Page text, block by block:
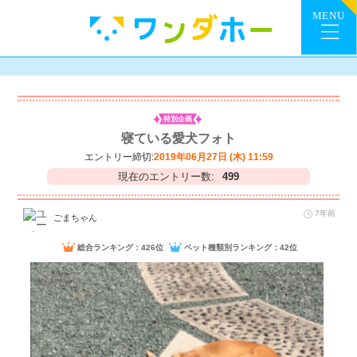
特別企画
寝ている愛犬フォト
エントリー締切:2019年06月27日 (木) 11:59
現在のエントリー数: 499
ごまちゃん 7年前
総合ランキング：426位 ペット種類別ランキング：42位